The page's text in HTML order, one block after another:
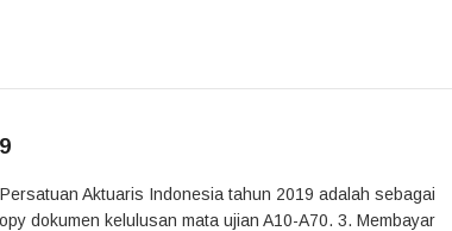
Aktuaris Indonesia tahun 2019 adalah sebagai
dokumen kelulusan mata ujian A10-A70. 3. Membayar